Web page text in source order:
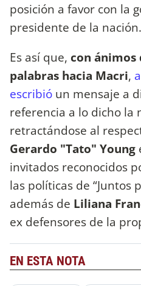
posición a favor con la
presidente de la nación.
Es así que, con ánimos
palabras hacia Macri,
escribió un mensaje a
referencia a lo dicho la
retractándose al
Gerardo "Tato" Young
invitados reconocidos
las políticas de “Juntos
además de Liliana
ex defensores de la
EN ESTA NOTA